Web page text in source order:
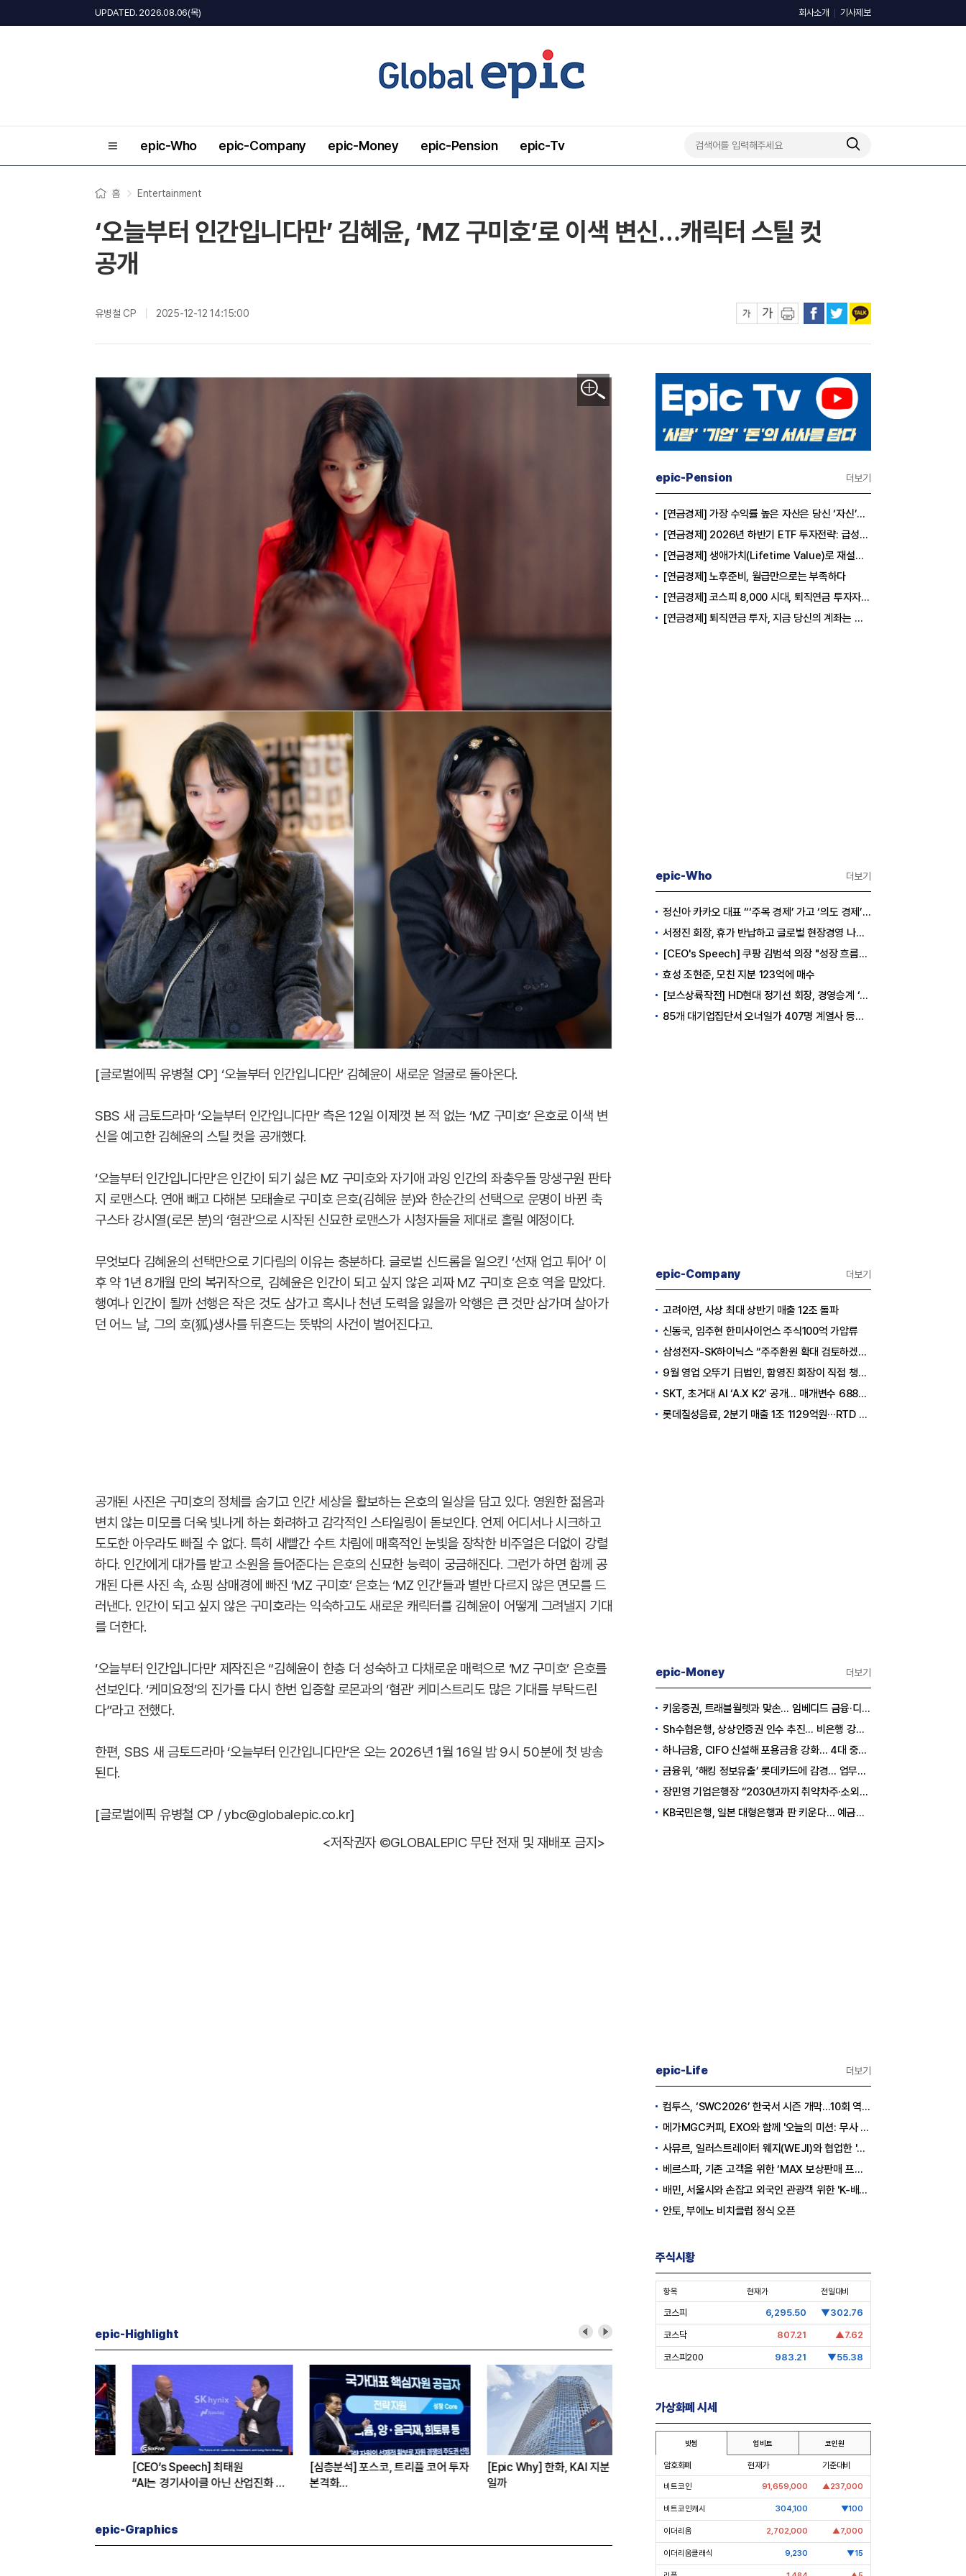
UPDATED. 2026.08.06(목) 회사소개 기사제보
epic-Who epic-Company epic-Money epic-Pension epic-Tv
홈 Entertainment
‘오늘부터 인간입니다만’ 김혜윤, ‘MZ 구미호’로 이색 변신…캐릭터 스틸 컷
공개
유병철 CP 2025-12-12 14:15:00
이미지 확대보기
[글로벌에픽 유병철 CP] ‘오늘부터 인간입니다만’ 김혜윤이 새로운 얼굴로 돌아온다.
SBS 새 금토드라마 ‘오늘부터 인간입니다만’ 측은 12일 이제껏 본 적 없는 ‘MZ 구미호’ 은호로 이색 변
신을 예고한 김혜윤의 스틸 컷을 공개했다.
‘오늘부터 인간입니다만’은 인간이 되기 싫은 MZ 구미호와 자기애 과잉 인간의 좌충우돌 망생구원 판타
지 로맨스다. 연애 빼고 다해본 모태솔로 구미호 은호(김혜윤 분)와 한순간의 선택으로 운명이 바뀐 축
구스타 강시열(로몬 분)의 ‘혐관’으로 시작된 신묘한 로맨스가 시청자들을 제대로 홀릴 예정이다.
무엇보다 김혜윤의 선택만으로 기다림의 이유는 충분하다. 글로벌 신드롬을 일으킨 ‘선재 업고 튀어’ 이
후 약 1년 8개월 만의 복귀작으로, 김혜윤은 인간이 되고 싶지 않은 괴짜 MZ 구미호 은호 역을 맡았다.
행여나 인간이 될까 선행은 작은 것도 삼가고 혹시나 천년 도력을 잃을까 악행은 큰 것만 삼가며 살아가
던 어느 날, 그의 호(狐)생사를 뒤흔드는 뜻밖의 사건이 벌어진다고.
공개된 사진은 구미호의 정체를 숨기고 인간 세상을 활보하는 은호의 일상을 담고 있다. 영원한 젊음과
변치 않는 미모를 더욱 빛나게 하는 화려하고 감각적인 스타일링이 돋보인다. 언제 어디서나 시크하고
도도한 아우라도 빠질 수 없다. 특히 새빨간 수트 차림에 매혹적인 눈빛을 장착한 비주얼은 더없이 강렬
하다. 인간에게 대가를 받고 소원을 들어준다는 은호의 신묘한 능력이 궁금해진다. 그런가 하면 함께 공
개된 다른 사진 속, 쇼핑 삼매경에 빠진 ‘MZ 구미호’ 은호는 ‘MZ 인간’들과 별반 다르지 않은 면모를 드
러낸다. 인간이 되고 싶지 않은 구미호라는 익숙하고도 새로운 캐릭터를 김혜윤이 어떻게 그려낼지 기대
를 더한다.
‘오늘부터 인간입니다만’ 제작진은 “김혜윤이 한층 더 성숙하고 다채로운 매력으로 ‘MZ 구미호’ 은호를
선보인다. ‘케미요정’의 진가를 다시 한번 입증할 로몬과의 ‘혐관’ 케미스트리도 많은 기대를 부탁드린
다”라고 전했다.
한편, SBS 새 금토드라마 ‘오늘부터 인간입니다만’은 오는 2026년 1월 16일 밤 9시 50분에 첫 방송
된다.
[글로벌에픽 유병철 CP / ybc@globalepic.co.kr]
<저작권자 ©GLOBALEPIC 무단 전재 및 재배포 금지>
epic-Highlight
[CEO’s Speech] 최태원
“AI는 경기사이클 아닌 산업진화 그
[심층분석] 포스코, 트리플 코어 투자
본격화
[Epic Why] 한화, KAI 지분 왜 사들
[오너가의 자녀들] 신유열, 대권 승계
실전무대에 서다
[CEO’s Speech] 삼성전자 노태문
대표의 차세대 갤럭시 전략
epic-Graphics
epic-Pension 더보기
[연금경제] 가장 수익률 높은 자산은 당신 ‘자신’이다
[연금경제] 2026년 하반기 ETF 투자전략: 급성장의 상반기를 접고, 이제 '실적'이 가르는 하반기를 맞다
[연금경제] 생애가치(Lifetime Value)로 재설계하는 은퇴 후 안정적 생활보장과 평생소득 전략
[연금경제] 노후준비, 월급만으로는 부족하다
[연금경제] 코스피 8,000 시대, 퇴직연금 투자자는 왜 지금 FOMO를 경계해야 하는가
[연금경제] 퇴직연금 투자, 지금 당신의 계좌는 어느 편인가?
epic-Who 더보기
정신아 카카오 대표 “‘주목 경제’ 가고 ‘의도 경제’ 왔다”
서정진 회장, 휴가 반납하고 글로벌 현장경영 나선다
[CEO's Speech] 쿠팡 김범석 의장 "성장 흐름은 변하지 않았다"
효성 조현준, 모친 지분 123억에 매수
[보스상륙작전] HD현대 정기선 회장, 경영승계 ‘큰 걸음’
85개 대기업집단서 오너일가 407명 계열사 등기임원 등재
epic-Company 더보기
고려아연, 사상 최대 상반기 매출 12조 돌파
신동국, 임주현 한미사이언스 주식100억 가압류
삼성전자-SK하이닉스 “주주환원 확대 검토하겠다”
9월 영업 오뚜기 日법인, 함영진 회장이 직접 챙긴다
SKT, 초거대 AI ‘A.X K2’ 공개… 매개변수 6880억 개로 ‘일하는 AI’ 구현
롯데칠성음료, 2분기 매출 1조 1129억원···RTD 폭발적 성장으로 수익성 방어
epic-Money 더보기
키움증권, 트래블월렛과 맞손… 임베디드 금융·디지털 자산 신사업 추진
Sh수협은행, 상상인증권 인수 추진… 비은행 강화 ‘금융그룹’ 도약 발판
하나금융, CIFO 신설해 포용금융 강화… 4대 중심축 중심 상반기 목표 60% 달성
금융위, ‘해킹 정보유출’ 롯데카드에 감경... 업무정지 1.5개월
장민영 기업은행장 “2030년까지 취약차주·소외계층에 30조원 지원”
KB국민은행, 일본 대형은행과 판 키운다… 예금토큰으로 국가 간 결제 성공
epic-Life 더보기
컴투스, ‘SWC2026’ 한국서 시즌 개막…10회 역사를 이어갈 챔피언은 누가 될까
메가MGC커피, EXO와 함께 '오늘의 미션: 무사 퇴근' 포토카드 이벤트 진행
사뮤르, 일러스트레이터 웨지(WEJI)와 협업한 '이너뷰티 홍삼스틱' 공개
베르스파, 기존 고객을 위한 ‘MAX 보상판매 프로모션’ 진행
배민, 서울시와 손잡고 외국인 관광객 위한 'K-배달' 문화 개척
안토, 부에노 비치클럽 정식 오픈
주식시황
항목 현재가 전일대비
코스피 6,295.50 ▼302.76
코스닥 807.21 ▲7.62
코스피200 983.21 ▼55.38
가상화폐 시세
빗썸 업비트 코인원
암호화폐 현재가 기준대비
비트코인 91,659,000 ▲237,000
비트코인캐시 304,100 ▼100
이더리움 2,702,000 ▲7,000
이더리움클래식 9,230 ▼15